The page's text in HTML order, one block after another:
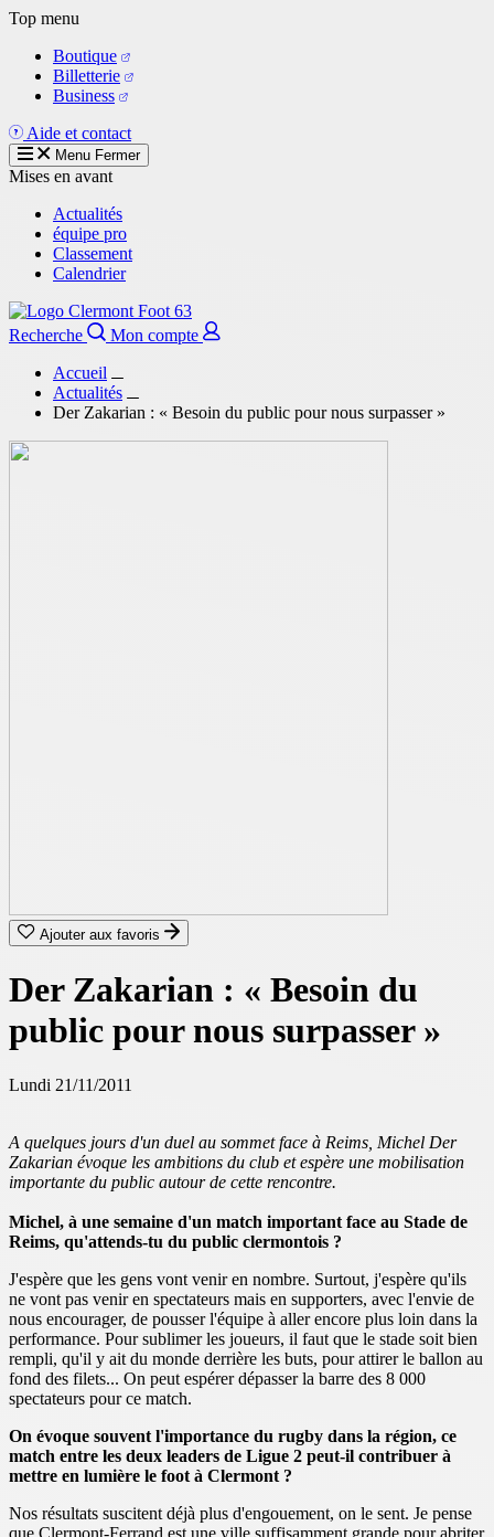
Aller
contenu
principal
Top menu
Boutique
Billetterie
Business
Aide et contact
Menu Fermer
Mises en avant
Actualités
équipe pro
Classement
Calendrier
Recherche
Mon compte
Accueil
Actualités
Der Zakarian : « Besoin du public pour nous surpasser »
Ajouter aux favoris
Der Zakarian : « Besoin du
public pour nous surpasser »
Lundi 21/11/2011
A quelques jours d'un duel au sommet face à Reims, Michel Der
Zakarian évoque les ambitions du club et espère une mobilisation
importante du public autour de cette rencontre.
Michel, à une semaine d'un match important face au Stade de
Reims, qu'attends-tu du public clermontois ?
J'espère que les gens vont venir en nombre. Surtout, j'espère qu'ils
ne vont pas venir en spectateurs mais en supporters, avec l'envie de
nous encourager, de pousser l'équipe à aller encore plus loin dans la
performance. Pour sublimer les joueurs, il faut que le stade soit bien
rempli, qu'il y ait du monde derrière les buts, pour attirer le ballon au
fond des filets... On peut espérer dépasser la barre des 8 000
spectateurs pour ce match.
On évoque souvent l'importance du rugby dans la région, ce
match entre les deux leaders de Ligue 2 peut-il contribuer à
mettre en lumière le foot à Clermont ?
Nos résultats suscitent déjà plus d'engouement, on le sent. Je pense
que Clermont-Ferrand est une ville suffisamment grande pour abriter